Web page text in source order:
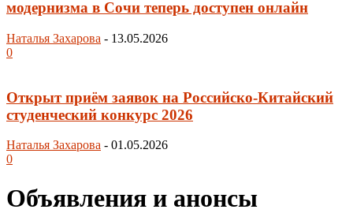
модернизма в Сочи теперь доступен онлайн
Наталья Захарова - 13.05.2026
0
Открыт приём заявок на Российско-Китайский
студенческий конкурс 2026
Наталья Захарова - 01.05.2026
0
Объявления и анонсы